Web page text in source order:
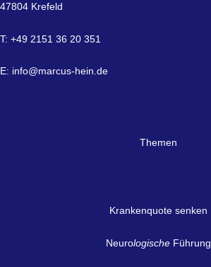
47804 Krefeld
T: +49 2151 36 20 351
E: info@marcus-hein.de
Themen
Krankenquote senken
NeurologischeFührung